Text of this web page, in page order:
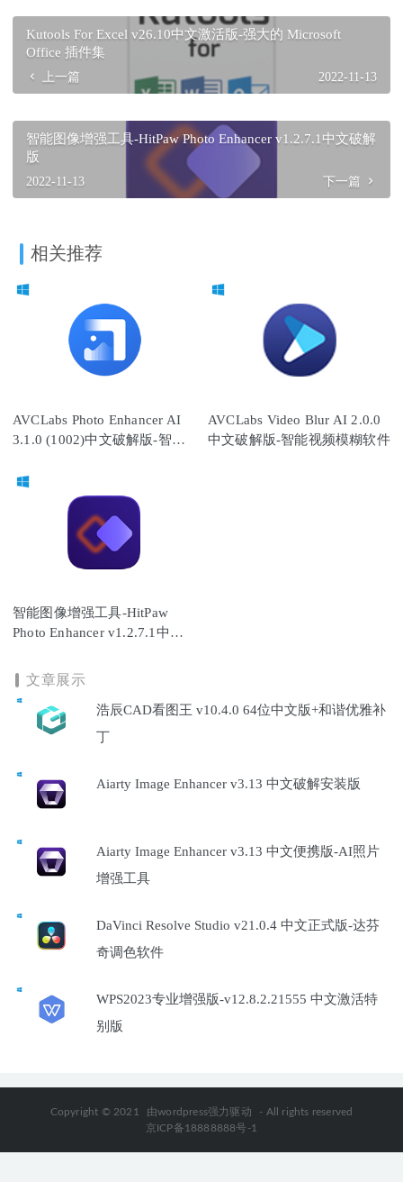
Kutools For Excel v26.10中文激活版-强大的 Microsoft
Office 插件集
上一篇 2022-11-13
智能图像增强工具-HitPaw Photo Enhancer v1.2.7.1中文破解
版
2022-11-13 下一篇
相关推荐
AVCLabs Photo Enhancer AI
3.1.0 (1002)中文破解版-智能
AVCLabs Video Blur AI 2.0.0
中文破解版-智能视频模糊软件
智能图像增强工具-HitPaw
Photo Enhancer v1.2.7.1中文
文章展示
浩辰CAD看图王 v10.4.0 64位中文版+和谐优雅补
丁
Aiarty Image Enhancer v3.13 中文破解安装版
Aiarty Image Enhancer v3.13 中文便携版-AI照片
增强工具
DaVinci Resolve Studio v21.0.4 中文正式版-达芬
奇调色软件
WPS2023专业增强版-v12.8.2.21555 中文激活特
别版
Copyright © 2021 由wordpress强力驱动
- All rights reserved
京ICP备18888888号-1